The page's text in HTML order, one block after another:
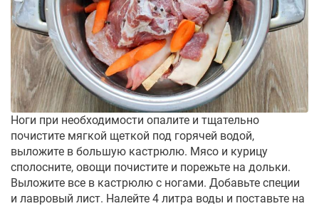
Ноги при необходимости опалите и тщательно
почистите мягкой щеткой под горячей водой,
выложите в большую кастрюлю. Мясо и курицу
сполосните, овощи почистите и порежьте на дольки.
Выложите все в кастрюлю с ногами. Добавьте специи
и лавровый лист. Налейте 4 литра воды и поставьте на